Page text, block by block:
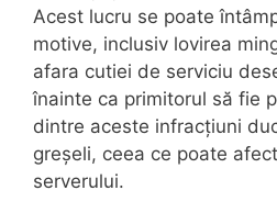
Acest lucru se poate
motive, inclusiv lovirea
afara cutiei de serviciu
înainte ca primitorul să fie
dintre aceste infracțiuni
greșeli, ceea ce poate
serverului.